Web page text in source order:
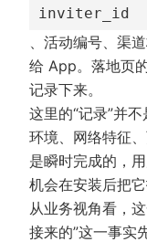
inviter_id
、活动编号、渠
给 App。落地页
记录下来。
这里的“记录”并
环境、网络特征
是瞬时完成的，
机会在安装后把
从业务视角看，
接来的”这一事实